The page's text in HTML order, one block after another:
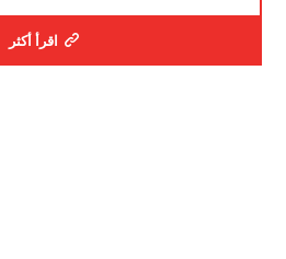
اقرأ أكثر